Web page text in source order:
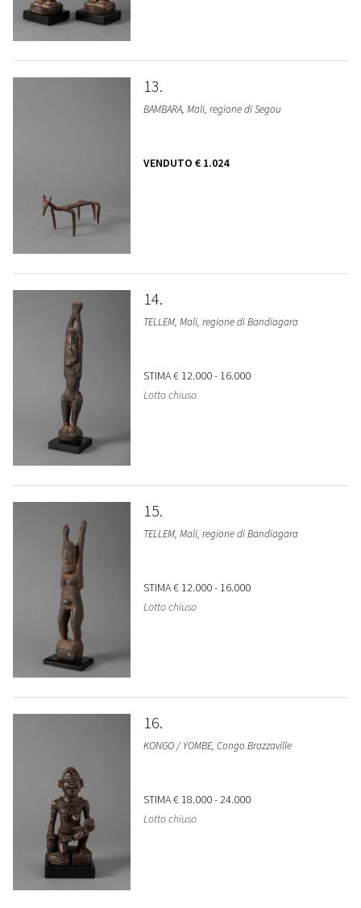
13
BAMBARA, Mali, regione di Segou
VENDUTO € 1.024
14
TELLEM, Mali, regione di Bandiagara
STIMA€ 12.000 - 16.000
Lotto chiuso
15
TELLEM, Mali, regione di Bandiagara
STIMA€ 12.000 - 16.000
Lotto chiuso
16
KONGO / YOMBE, Congo Brazzaville
STIMA€ 18.000 - 24.000
Lotto chiuso